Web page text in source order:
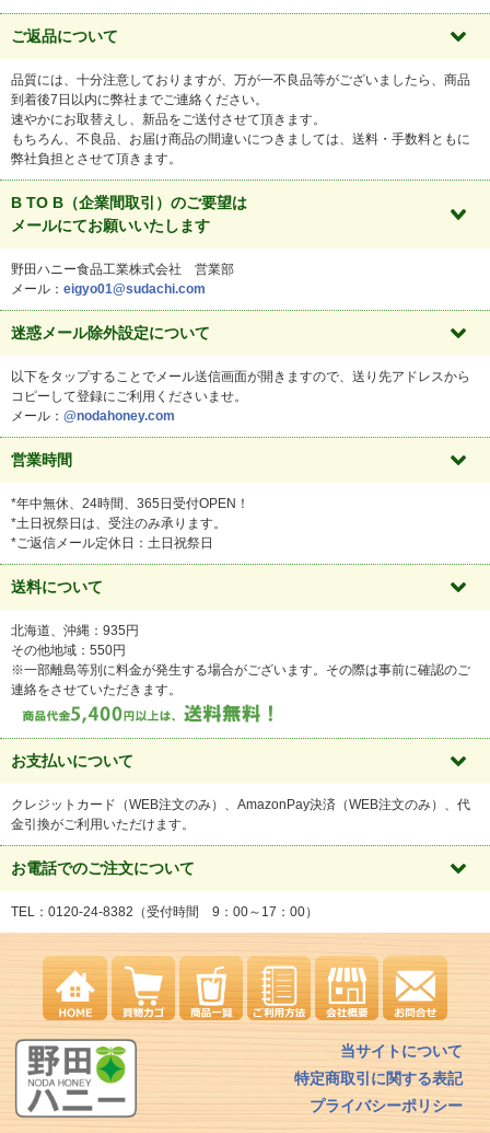
ご返品について
品質には、十分注意しておりますが、万が一不良品等がございましたら、商品
到着後7日以内に弊社までご連絡ください。
速やかにお取替えし、新品をご送付させて頂きます。
もちろん、不良品、お届け商品の間違いにつきましては、送料・手数料ともに
弊社負担とさせて頂きます。
B TO B（企業間取引）のご要望は
メールにてお願いいたします
野田ハニー食品工業株式会社 営業部
メール： eigyo01@sudachi.com
迷惑メール除外設定について
以下をタップすることでメール送信画面が開きますので、送り先アドレスから
コピーして登録にご利用くださいませ。
メール： @nodahoney.com
営業時間
*年中無休、24時間、365日受付OPEN！
*土日祝祭日は、受注のみ承ります。
*ご返信メール定休日：土日祝祭日
送料について
北海道、沖縄：935円
その他地域：550円
※一部離島等別に料金が発生する場合がございます。その際は事前に確認のご
連絡をさせていただきます。
お支払いについて
クレジットカード（WEB注文のみ）、AmazonPay決済（WEB注文のみ）、代
金引換がご利用いただけます。
お電話でのご注文について
TEL：0120-24-8382 （受付時間 9：00～17：00）
当サイトについて
特定商取引に関する表記
プライバシーポリシー